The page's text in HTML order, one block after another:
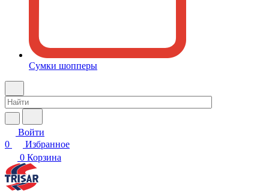
Сумки шопперы
Войти
0
Избранное
0 Корзина